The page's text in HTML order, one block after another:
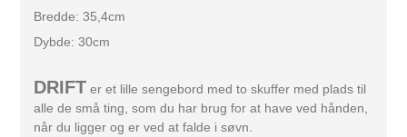
Bredde: 35,4cm
Dybde: 30cm
DRIFT er et lille sengebord med to skuffer med plads til
alle de små ting, som du har brug for at have ved hånden,
når du ligger og er ved at falde i søvn.